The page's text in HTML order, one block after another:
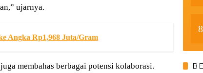
ujarnya.
Angka Rp1,968 Juta/Gram
membahas berbagai potensi kolaborasi.
8